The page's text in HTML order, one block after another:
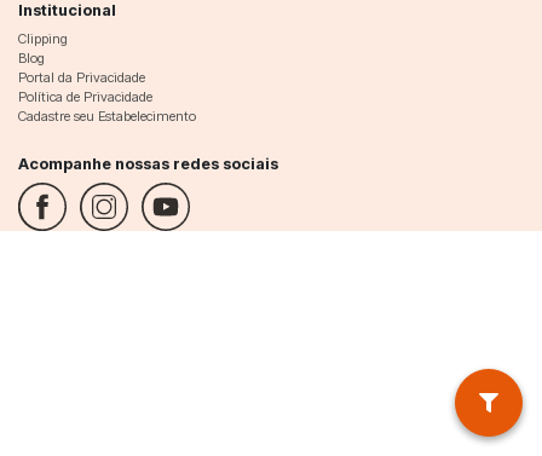
Institucional
Clipping
Blog
Portal da Privacidade
Política de Privacidade
Cadastre seu Estabelecimento
Acompanhe nossas redes sociais